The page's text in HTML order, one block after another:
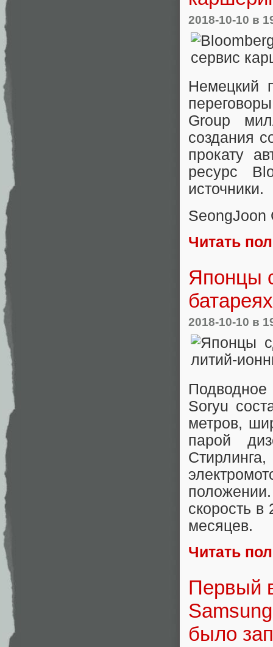
2018-10-10 в
Немецкий
Group
создания
прокату
ресурс
источники.
SeongJoon
Читать
Японцы
батареях
2018-10-10 в
Soryu
метров,
парой
скорость в
месяцев.
Читать
Первый
было